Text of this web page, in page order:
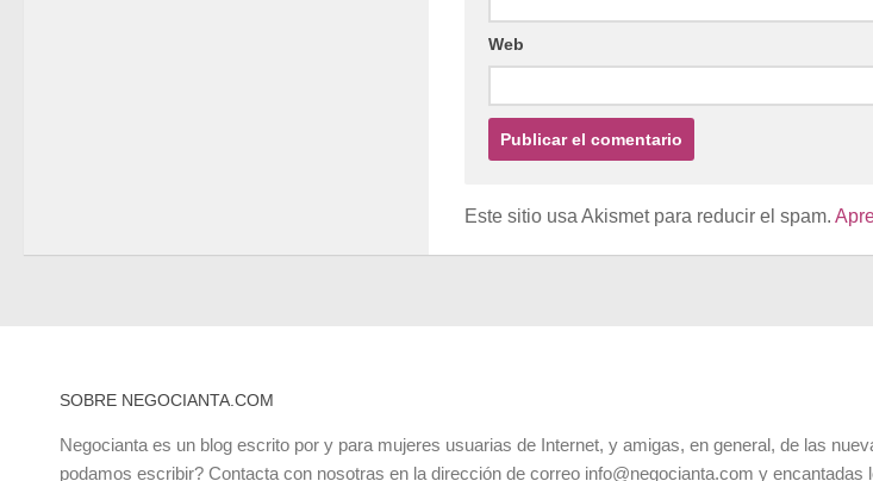
Web
Este sitio usa Akismet para reducir el spam.
SOBRE NEGOCIANTA.COM
Negocianta es un blog escrito por y para mujeres usuarias de Internet, y amigas, en general, de las
podamos escribir? Contacta con nosotras en la dirección de correo info@negocianta.com y encantadas